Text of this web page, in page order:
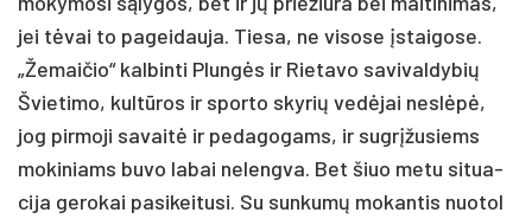
jei tėvai to pa­gei­dau­ja. Tie­sa, ne vi­so­se įstai­go­se.
„Že­mai­čio“ kal­bin­ti Plungės ir Rie­ta­vo sa­vi­val­dy­bių
Švie­ti­mo, kultū­ros ir spor­to sky­rių vedė­jai ne­slėpė,
jog pir­mo­ji sa­vaitė ir pe­da­go­gams, ir su­grįžu­siems
mo­ki­niams bu­vo la­bai ne­leng­va. Bet šiuo me­tu si­tua­
ci­ja ge­ro­kai pa­si­kei­tu­si. Su sun­kumų mo­kan­tis nuo­to­l